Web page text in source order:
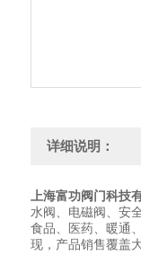
详细说明：
上海富功阀门科技
水阀、电磁阀、安
食品、医药、暖通
现，产品销售覆盖